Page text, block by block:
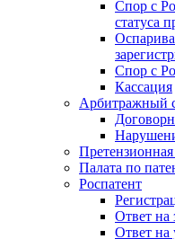
Спор с
статуса
Спор с
Кассация
Арбитражный
Претензионная
Палата по
Роспатент
Ответ на
Ответ на